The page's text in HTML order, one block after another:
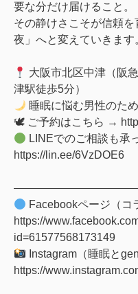
要な分だけ届けること。
その静けさこそが信頼
夜」へと変えていきます
大阪市北区中津 （阪
津駅徒歩5分）
睡眠に悩む男性のた
🕊 ご予約はこちら →
LINEでのご相談も承
https://lin.ee/6VzDOE6
Facebookページ（コ
https://
id=61577568173149
Instagram（睡眠と
https://